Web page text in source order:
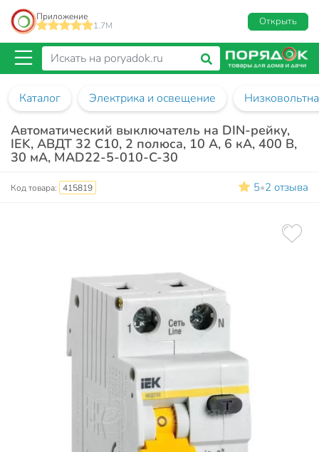
Приложение
1.7M
Открыть
Каталог Электрика и освещение
Автоматический выключатель на DIN-рейку,
IEK, АВДТ 32 C10, 2 полюса, 10 А, 6 кА, 400 В,
30 мА, MAD22-5-010-C-30
Код товара: 415819 5•2 отзыва